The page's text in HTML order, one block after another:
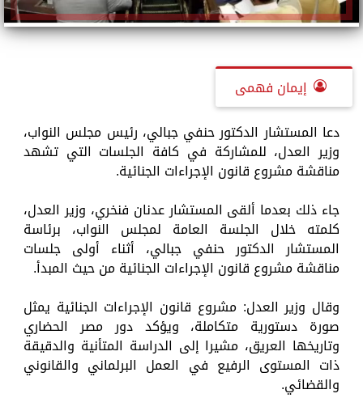
إيمان فهمى
دعا المستشار الدكتور حنفي جبالي، رئيس مجلس النواب،
وزير العدل، للمشاركة في كافة الجلسات التي تشهد
مناقشة مشروع قانون الإجراءات الجنائية.
جاء ذلك بعدما ألقى المستشار عدنان فنخري، وزير العدل،
كلمته خلال الجلسة العامة لمجلس النواب، برئاسة
المستشار الدكتور حنفي جبالي، أثناء أولى جلسات
مناقشة مشروع قانون الإجراءات الجنائية من حيث المبدأ.
وقال وزير العدل: مشروع قانون الإجراءات الجنائية يمثل
صورة دستورية متكاملة، ويؤكد دور مصر الحضاري
وتاريخها العريق، مشيرا إلى الدراسة المتأنية والدقيقة
ذات المستوى الرفيع في العمل البرلماني والقانوني
والقضائي.